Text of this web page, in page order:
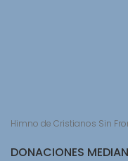
Himno de Cristianos Sin
DONACIONES